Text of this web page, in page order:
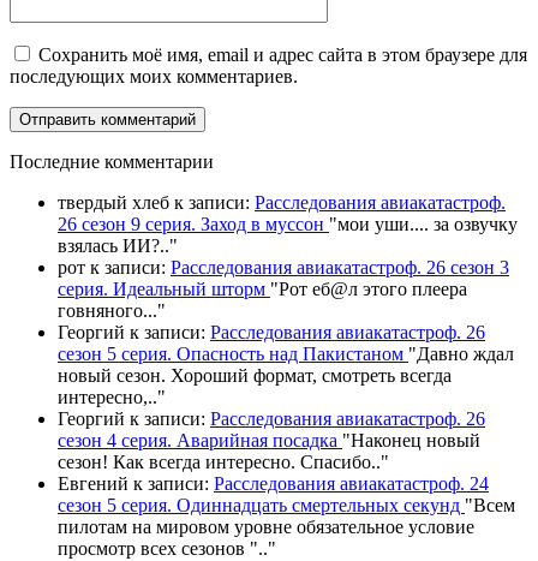
Сохранить моё имя, email и адрес сайта в этом браузере для
последующих моих комментариев.
Последние комментарии
твердый хлеб к записи: Расследования авиакатастроф.
26 сезон 9 серия. Заход в муссон "мои уши.... за озвучку
взялась ИИ?.."
рот к записи: Расследования авиакатастроф. 26 сезон 3
серия. Идеальный шторм "Рот еб@л этого плеера
говняного..."
Георгий к записи: Расследования авиакатастроф. 26
сезон 5 серия. Опасность над Пакистаном "Давно ждал
новый сезон. Хороший формат, смотреть всегда
интересно,.."
Георгий к записи: Расследования авиакатастроф. 26
сезон 4 серия. Аварийная посадка "Наконец новый
сезон! Как всегда интересно. Спасибо.."
Евгений к записи: Расследования авиакатастроф. 24
сезон 5 серия. Одиннадцать смертельных секунд "Всем
пилотам на мировом уровне обязательное условие
просмотр всех сезонов ".."